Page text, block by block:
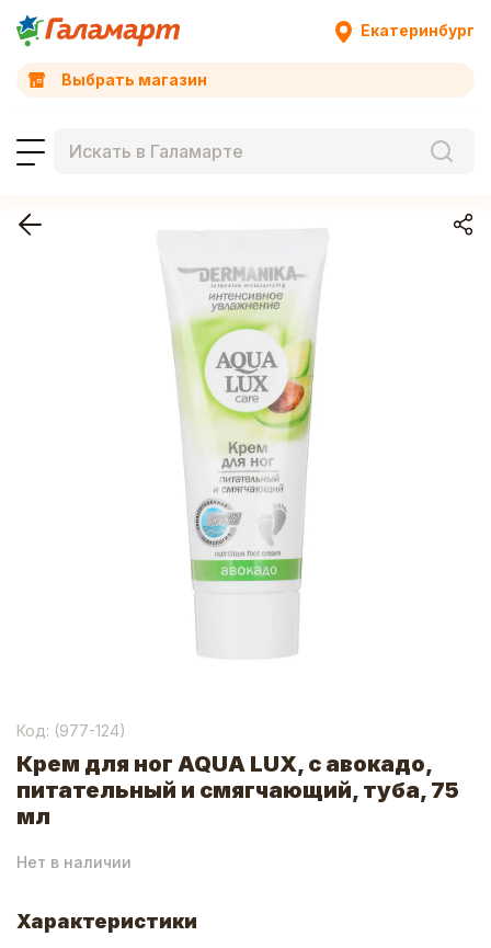
Екатеринбург
Выбрать магазин
Код: (977-124)
Крем для ног AQUA LUX, c авокадо,
питательный и смягчающий, туба, 75
мл
Нет в наличии
Характеристики